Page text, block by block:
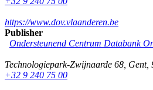
https://www.dov.vlaanderen.be
Publisher
Ondersteunend Centrum Databank
Technologiepark-Zwijnaarde 68 Gent,
+32 9 240 75 00